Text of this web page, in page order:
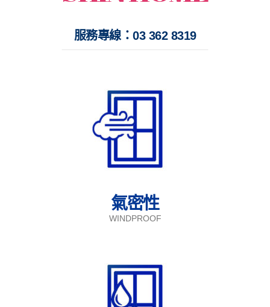
服務專線：03 362 8319
氣密性
WINDPROOF